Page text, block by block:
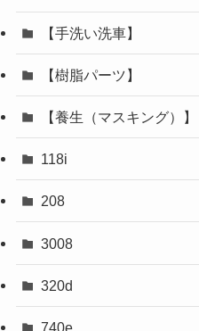
【手洗い洗車】
【樹脂パーツ】
【養生（マスキング）】
118i
208
3008
320d
740e